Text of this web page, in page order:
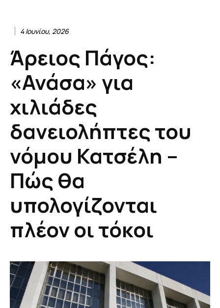
4 Ιουνίου, 2026
Άρειος Πάγος:
«Ανάσα» για
χιλιάδες
δανειολήπτες του
νόμου Κατσέλη –
Πώς θα
υπολογίζονται
πλέον οι τόκοι